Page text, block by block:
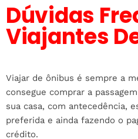
Dúvidas
Viajantes
Viajar de ônibus é sempre a
consegue comprar a
sua casa, com antecedência,
preferida e ainda fazendo o
crédito.